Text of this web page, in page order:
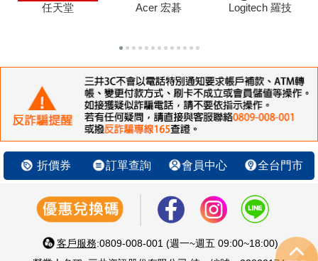
任天堂 Acer 宏碁 Logitech 羅技
折價券 訂單查詢 會員中心 全台門市
客戶服務:0809-008-001 (週一~週五 09:00~18:00)